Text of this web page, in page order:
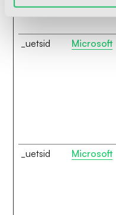
_uetsid Microsoft
_uetsid Microsoft